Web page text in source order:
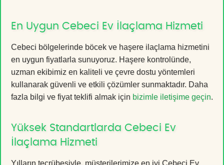
En Uygun Cebeci Ev İlaçlama Hizmeti
Cebeci bölgelerinde böcek ve haşere ilaçlama hizmetini
en uygun fiyatlarla sunuyoruz. Haşere kontrolünde,
uzman ekibimiz en kaliteli ve çevre dostu yöntemleri
kullanarak güvenli ve etkili çözümler sunmaktadır. Daha
fazla bilgi ve fiyat teklifi almak için bizimle iletişime geçin.
Yüksek Standartlarda Cebeci Ev
İlaçlama Hizmeti
Yılların tecrübesiyle, müşterilerimize en iyi Cebeci Ev